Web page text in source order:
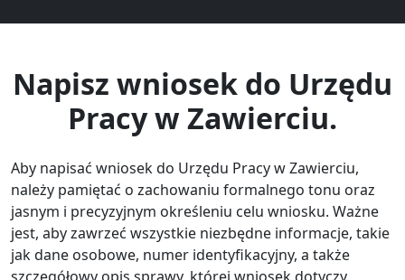
Napisz wniosek do Urzędu
Pracy w Zawierciu.
Aby napisać wniosek do Urzędu Pracy w Zawierciu,
należy pamiętać o zachowaniu formalnego tonu oraz
jasnym i precyzyjnym określeniu celu wniosku. Ważne
jest, aby zawrzeć wszystkie niezbędne informacje, takie
jak dane osobowe, numer identyfikacyjny, a także